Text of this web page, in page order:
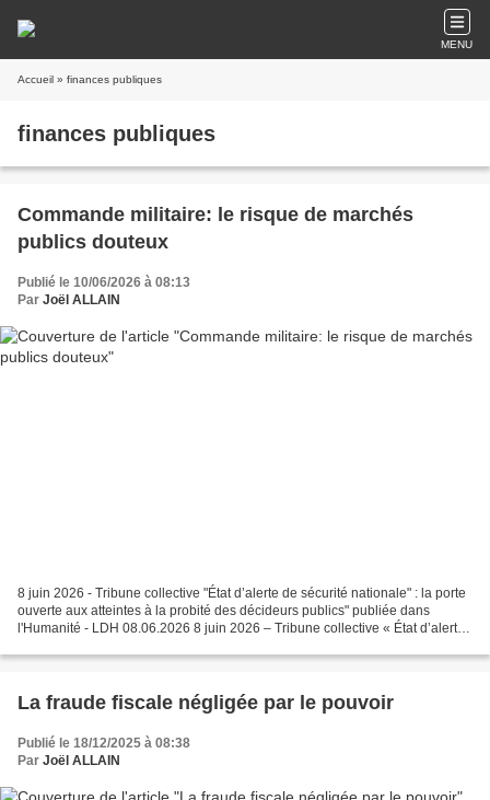
MENU
Accueil » finances publiques
finances publiques
Commande militaire: le risque de marchés
publics douteux
Publié le 10/06/2026 à 08:13
Par Joël ALLAIN
8 juin 2026 - Tribune collective "État d’alerte de sécurité nationale" : la porte
ouverte aux atteintes à la probité des décideurs publics" publiée dans
l'Humanité - LDH 08.06.2026 8 juin 2026 – Tribune collective « État d’alerte
La fraude fiscale négligée par le pouvoir
Publié le 18/12/2025 à 08:38
Par Joël ALLAIN